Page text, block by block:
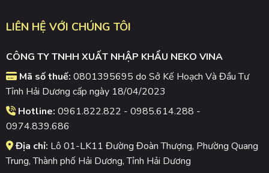
LIÊN HỆ VỚI CHÚNG TÔI
CÔNG TY TNHH XUẤT NHẬP KHẨU NEKO VINA
Mã số thuế: 0801395695 do Sở Kế Hoạch Và Đầu Tư
Tỉnh Hải Dương cấp ngày 18/04/2023
Hotline: 0961.822.822 - 0985.614.288 -
0974.839.686
Địa chỉ: Lô 01-LK11 Đường Đoàn Thượng, Phường Quang
Trung, Thành phố Hải Dương, Tỉnh Hải Dương